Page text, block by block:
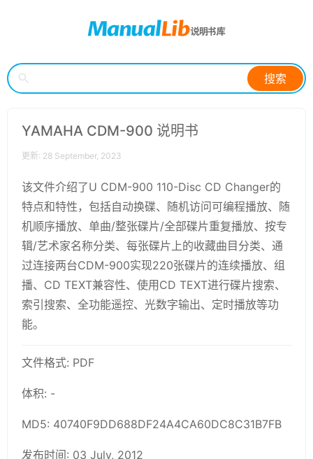
搜索
YAMAHA CDM-900 说明书
更新: 28 September, 2023
该文件介绍了U CDM-900 110-Disc CD Changer的
特点和特性，包括自动换碟、随机访问可编程播放、随
机顺序播放、单曲/整张碟片/全部碟片重复播放、按专
辑/艺术家名称分类、每张碟片上的收藏曲目分类、通
过连接两台CDM-900实现220张碟片的连续播放、组
播、CD TEXT兼容性、使用CD TEXT进行碟片搜索、
索引搜索、全功能遥控、光数字输出、定时播放等功
能。
文件格式: PDF
体积: -
MD5: 40740F9DD688DF24A4CA60DC8C31B7FB
发布时间: 03 July, 2012